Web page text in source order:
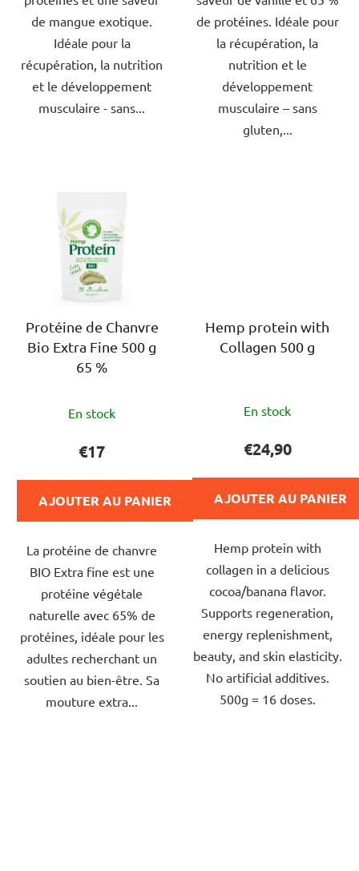
de mangue exotique.
Idéale pour la
récupération, la nutrition
et le développement
musculaire - sans...
de protéines. Idéale pour
la récupération, la
nutrition et le
développement
musculaire – sans
gluten,...
Protéine de Chanvre
Bio Extra Fine 500 g
65 %
En stock
€17
AJOUTER AU PANIER
La protéine de chanvre
BIO Extra fine est une
protéine végétale
naturelle avec 65% de
protéines, idéale pour les
adultes recherchant un
soutien au bien-être. Sa
mouture extra...
Hemp protein with
Collagen 500 g
moyenne
du
produit
de
sur
5
étoiles.
En stock
€24,90
AJOUTER AU PANIER
Hemp protein with
collagen in a delicious
cocoa/banana flavor.
Supports regeneration,
energy replenishment,
beauty, and skin elasticity.
No artificial additives.
500g = 16 doses.